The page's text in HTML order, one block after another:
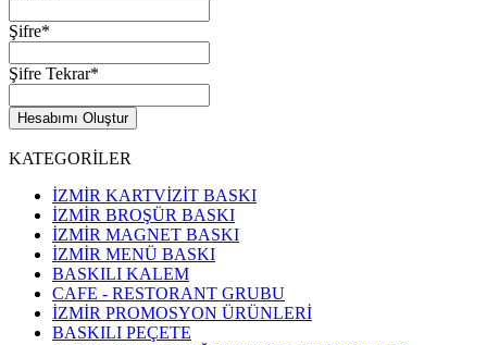
Şifre*
Şifre Tekrar*
Hesabımı Oluştur
KATEGORİLER
İZMİR KARTVİZİT BASKI
İZMİR BROŞÜR BASKI
İZMİR MAGNET BASKI
İZMİR MENÜ BASKI
BASKILI KALEM
CAFE - RESTORANT GRUBU
İZMİR PROMOSYON ÜRÜNLERİ
BASKILI PEÇETE